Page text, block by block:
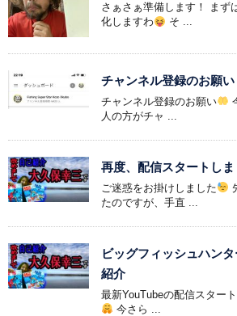
さぁさぁ準備します！ まず
化しますわ
そ ...
チャンネル登録のお願い
チャンネル登録のお願い
人の方がチャ ...
再度、配信スタートしま
ご迷惑をお掛けしました
たのですが、手直 ...
ビッグフィッシュハン
紹介
最新YouTubeの配信スター
今さら ...